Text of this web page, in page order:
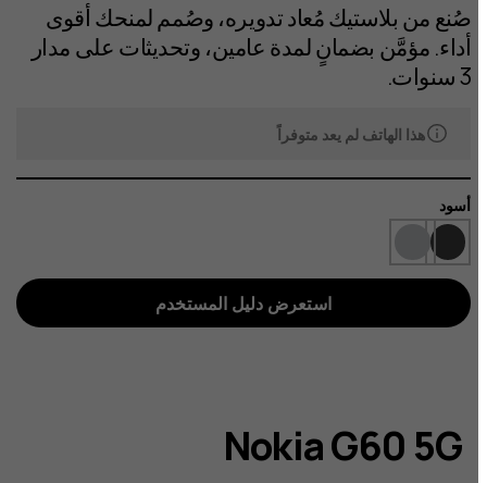
صُنع من بلاستيك مُعاد تدويره، وصُمم لمنحك أقوى
أداء. مؤمَّن بضمانٍ لمدة عامين، وتحديثات على مدار
3 سنوات.
هذا الهاتف لم يعد متوفراً
اللون
أسود
استعرض دليل المستخدم
Nokia G60 5G